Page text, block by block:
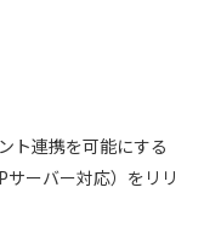
ト連携を可能にする
サーバー対応）をリリ